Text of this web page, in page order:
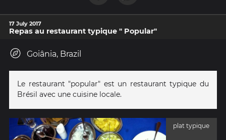
17 July 2017
Repas au restaurant typique " Popular"
Goiânia, Brazil
Le restaurant "popular" est un restaurant typique du
Brésil avec une cuisine locale.
plat typique